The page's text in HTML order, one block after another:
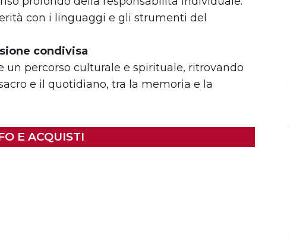
con i linguaggi e gli strumenti del
condivisa
percorso culturale e spirituale, ritrovando
e il quotidiano, tra la memoria e la
E ACQUISTI